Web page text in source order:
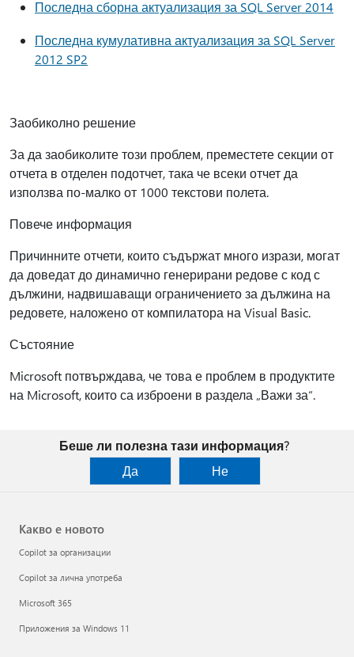
Последна сборна актуализация за SQL Server 2014
Последна кумулативна актуализация за SQL Server
2012 SP2
Заобиколно решение
За да заобиколите този проблем, преместете секции от
отчета в отделен подотчет, така че всеки отчет да
използва по-малко от 1000 текстови полета.
Повече информация
Причинните отчети, които съдържат много изрази, могат
да доведат до динамично генерирани редове с код с
дължини, надвишаващи ограничението за дължина на
редовете, наложено от компилатора на Visual Basic.
Състояние
Microsoft потвърждава, че това е проблем в продуктите
на Microsoft, които са изброени в раздела „Важи за“.
Беше ли полезна тази информация?
Да
Не
Какво е новото
Copilot за организации
Copilot за лична употреба
Microsoft 365
Приложения за Windows 11